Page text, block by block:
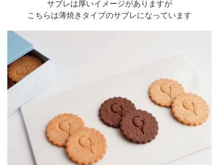
サブレは厚いイメージがありますが
こちらは薄焼きタイプのサブレになっています